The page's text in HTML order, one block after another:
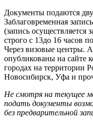
Документы подаются
Заблаговременная
(запись осуществляется
строго с 13до 16 часов
Через визовые центры.
опубликованы на сайте
городах на территории
Новосибирск, Уфа и
Не смотря на текущее
подать документы
без предварительной